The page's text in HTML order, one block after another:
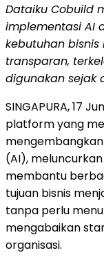
Dataiku Cobuild
implementasi AI
kebutuhan
transparan,
digunakan sejak
SINGAPURA, 17
platform yang
(AI), meluncurkan
membantu
tujuan bisnis
tanpa perlu
mengabaikan
organisasi.